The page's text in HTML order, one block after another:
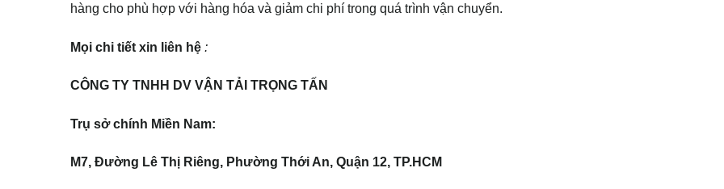
hàng cho phù hợp với hàng hóa và giảm chi phí trong quá trình vận chuyển.
Mọi chi tiết xin liên hệ :
CÔNG TY TNHH DV VẬN TẢI TRỌNG TẤN
Trụ sở chính Miền Nam:
M7, Đường Lê Thị Riêng, Phường Thới An, Quận 12, TP.HCM